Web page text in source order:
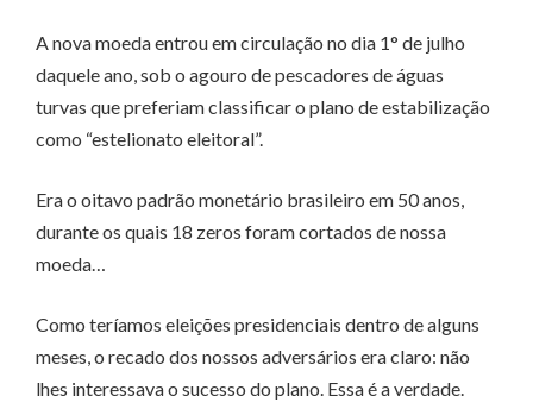
A nova moeda entrou em circulação no dia 1° de julho
daquele ano, sob o agouro de pescadores de águas
turvas que preferiam classificar o plano de estabilização
como “estelionato eleitoral”.
Era o oitavo padrão monetário brasileiro em 50 anos,
durante os quais 18 zeros foram cortados de nossa
moeda…
Como teríamos eleições presidenciais dentro de alguns
meses, o recado dos nossos adversários era claro: não
lhes interessava o sucesso do plano. Essa é a verdade.